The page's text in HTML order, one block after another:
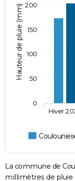
Hauteur de pluie (mm)
Hiver
0
50
100
150
200
La commune de
millimètres de pluie